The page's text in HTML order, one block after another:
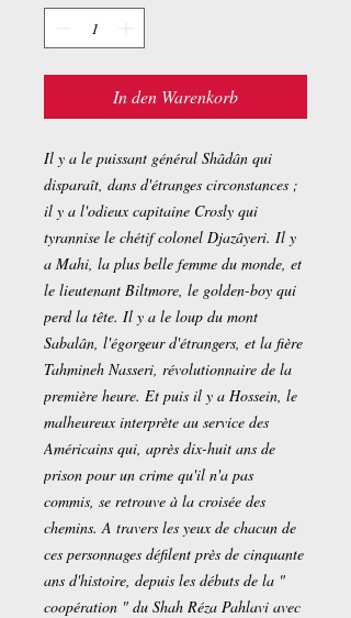
In den Warenkorb
Il y a le puissant général Shâdân qui
disparaît, dans d'étranges circonstances ;
il y a l'odieux capitaine Crosly qui
tyrannise le chétif colonel Djazâyeri. Il y
a Mahi, la plus belle femme du monde, et
le lieutenant Biltmore, le golden-boy qui
perd la tête. Il y a le loup du mont
Sabalân, l'égorgeur d'étrangers, et la fière
Tahmineh Nasseri, révolutionnaire de la
première heure. Et puis il y a Hossein, le
malheureux interprète au service des
Américains qui, après dix-huit ans de
prison pour un crime qu'il n'a pas
commis, se retrouve à la croisée des
chemins. A travers les yeux de chacun de
ces personnages défilent près de cinquante
ans d'histoire, depuis les débuts de la "
coopération " du Shah Réza Pahlavi avec